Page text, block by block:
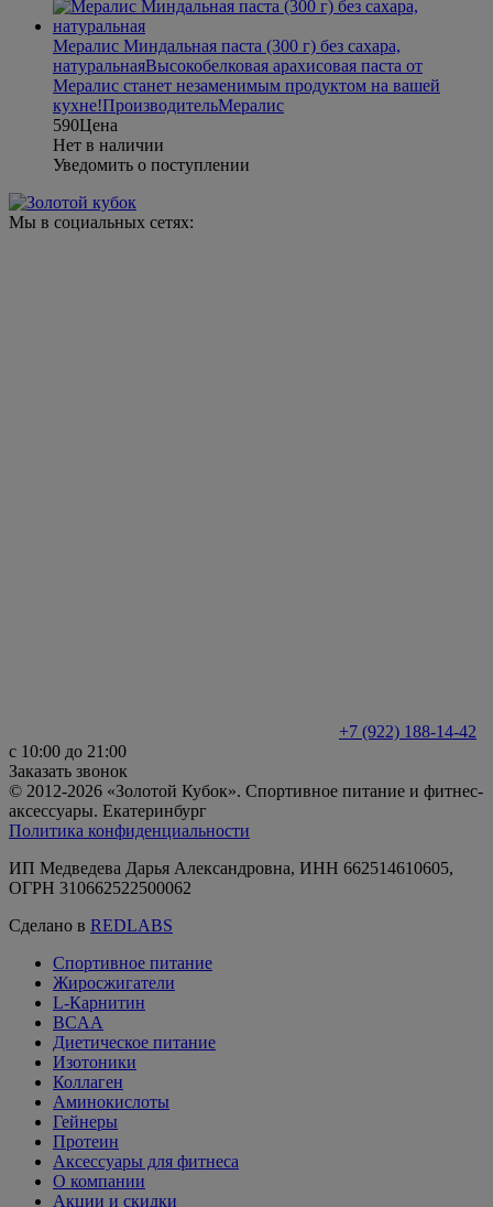
Мералис Миндальная паста (300 г) без сахара,
натуральнаяВысокобелковая арахисовая паста от
Мералис станет незаменимым продуктом на вашей
кухне!ПроизводительМералис
590Цена
Нет в наличии
Уведомить о поступлении
Мы в социальных сетях:
+7 (922) 188-14-42
с 10:00 до 21:00
Заказать звонок
© 2012-2026 «Золотой Кубок». Спортивное питание и фитнес-
аксессуары. Екатеринбург
Политика конфиденциальности
ИП Медведева Дарья Александровна, ИНН 662514610605,
ОГРН 310662522500062
Сделано в REDLABS
Спортивное питание
Жиросжигатели
L-Карнитин
BCAA
Диетическое питание
Изотоники
Коллаген
Аминокислоты
Гейнеры
Протеин
Аксессуары для фитнеса
О компании
Акции и скидки